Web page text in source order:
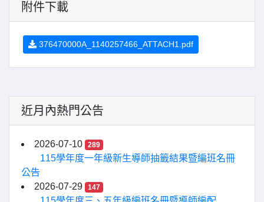
附件下載
376470000A_1140257466_ATTACH1.pdf
近月內熱門公告
2026-07-10 289
115學年度一年級新生導師抽籤結果暨編班名冊
公告
2026-07-29
147